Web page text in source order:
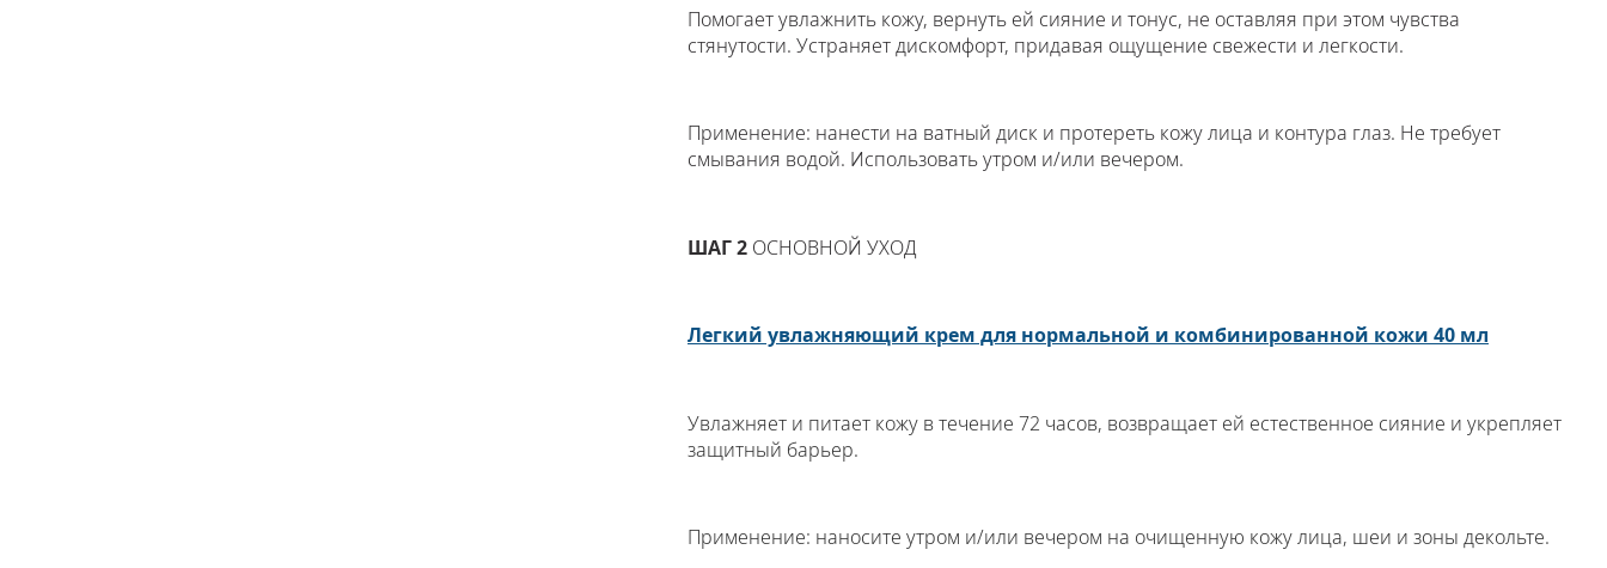
Помогает увлажнить кожу, вернуть ей сияние и тонус, не оставляя при этом чувства
стянутости. Устраняет дискомфорт, придавая ощущение свежести и легкости.
Применение: нанести на ватный диск и протереть кожу лица и контура глаз. Не требует
смывания водой. Использовать утром и/или вечером.
ШАГ 2 ОСНОВНОЙ УХОД
Легкий увлажняющий крем для нормальной и комбинированной кожи 40 мл
Увлажняет и питает кожу в течение 72 часов, возвращает ей естественное сияние и укрепляет
защитный барьер.
Применение: наносите утром и/или вечером на очищенную кожу лица, шеи и зоны декольте.